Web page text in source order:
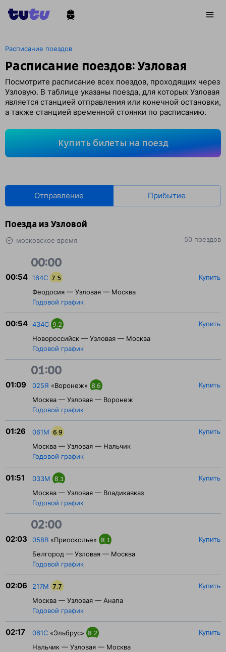
Расписание поездов
Расписание поездов: Узловая
Посмотрите расписание всех поездов, проходящих через
Узловую. В таблице указаны поезда, для которых Узловая
является станцией отправления или конечной остановки,
а также станцией временной стоянки по расписанию.
Купить билеты на поезд
Отправление Прибытие
Поезда из Узловой
московское время 50 поездов
00:00
00:54 164С 7.5
Феодосия — Узловая — Москва
Годовой график
Купить
00:54 434С 9.2
Новороссийск — Узловая — Москва
Годовой график
Купить
01:00
01:09 025Я «Воронеж» 8.6
Москва — Узловая — Воронеж
Годовой график
Купить
01:26 061М 6.9
Москва — Узловая — Нальчик
Годовой график
Купить
01:51 033М 8.1
Москва — Узловая — Владикавказ
Годовой график
Купить
02:00
02:03 058В «Приосколье» 8.1
Белгород — Узловая — Москва
Годовой график
Купить
02:06 217М 7.7
Москва — Узловая — Анапа
Годовой график
Купить
02:17 061С «Эльбрус» 8.2
Нальчик — Узловая — Москва
Купить